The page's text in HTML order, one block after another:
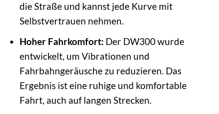
die Straße und kannst jede Kurve mit
Selbstvertrauen nehmen.
Hoher Fahrkomfort: Der DW300 wurde
entwickelt, um Vibrationen und
Fahrbahngeräusche zu reduzieren. Das
Ergebnis ist eine ruhige und komfortable
Fahrt, auch auf langen Strecken.